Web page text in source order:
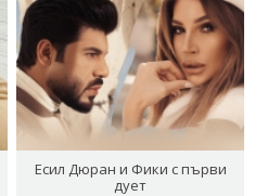
Есил Дюран и Фики с първи
дует